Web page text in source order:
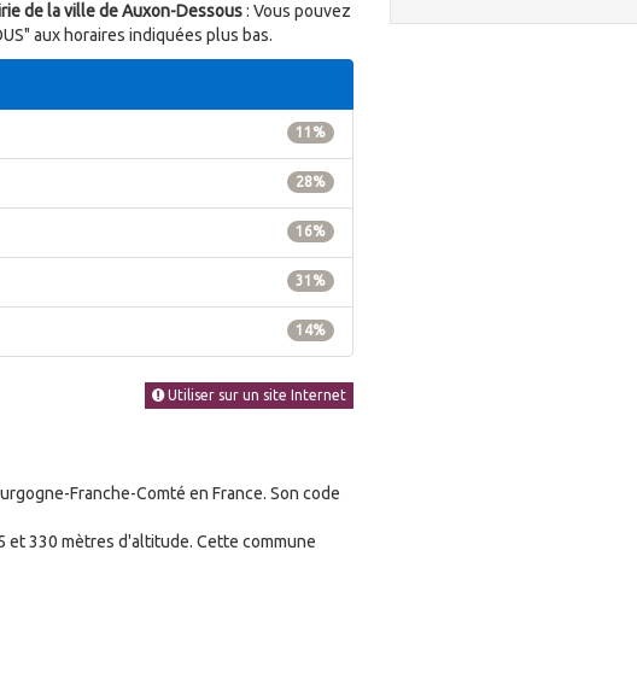
de la ville de Auxon-Dessous: Vous pouvez
aux horaires indiquées plus bas.
11%
28%
16%
31%
14%
Utiliser sur un site Internet
Franche-Comté en France. Son code
et 330 mètres d'altitude. Cette commune